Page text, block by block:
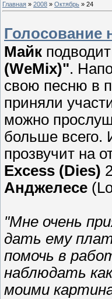
Главная » 2008 » Октябрь » 24
Голосование
Майк
(WeMix)".
свою песню в
приняли
можно
больше всего.
прозвучит на
Excess (Dies)
Анджелесе
"Мне очень
дать ему
помочь в
наблюдать
моими